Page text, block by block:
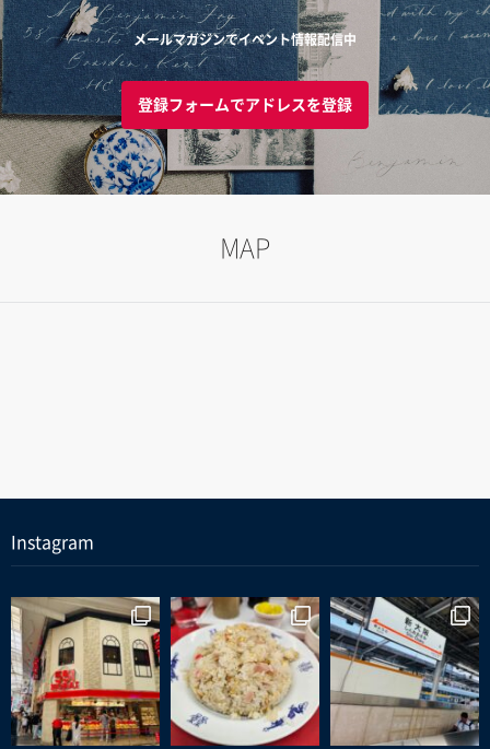
メールマガジンでイベント情報配信中
登録フォームでアドレスを登録
MAP
Instagram